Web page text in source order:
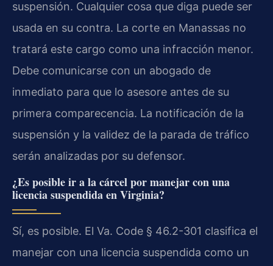
suspensión. Cualquier cosa que diga puede ser
usada en su contra. La corte en Manassas no
tratará este cargo como una infracción menor.
Debe comunicarse con un abogado de
inmediato para que lo asesore antes de su
primera comparecencia. La notificación de la
suspensión y la validez de la parada de tráfico
serán analizadas por su defensor.
¿Es posible ir a la cárcel por manejar con una
licencia suspendida en Virginia?
Sí, es posible. El Va. Code § 46.2-301 clasifica el
manejar con una licencia suspendida como un